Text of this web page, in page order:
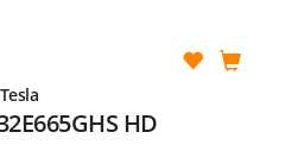
Tesla
HD